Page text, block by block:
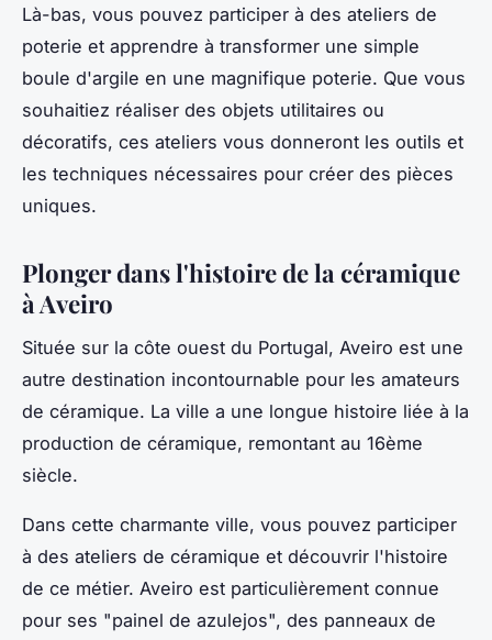
Là-bas, vous pouvez participer à des ateliers de
poterie et apprendre à transformer une simple
boule d'argile en une magnifique poterie. Que vous
souhaitiez réaliser des objets utilitaires ou
décoratifs, ces ateliers vous donneront les outils et
les techniques nécessaires pour créer des pièces
uniques.
Plonger dans l'histoire de la céramique
à Aveiro
Située sur la côte ouest du Portugal, Aveiro est une
autre destination incontournable pour les amateurs
de céramique. La ville a une longue histoire liée à la
production de céramique, remontant au 16ème
siècle.
Dans cette charmante ville, vous pouvez participer
à des ateliers de céramique et découvrir l'histoire
de ce métier. Aveiro est particulièrement connue
pour ses "painel de azulejos", des panneaux de